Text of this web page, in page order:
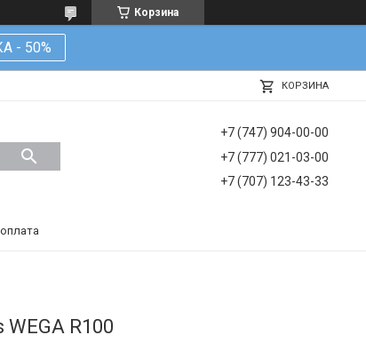
Корзина
- 50%
КОРЗИНА
+7 (747) 904-00-00
+7 (777) 021-03-00
+7 (707) 123-43-33
R100